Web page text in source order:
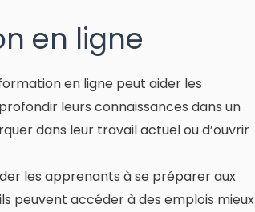
en ligne
en ligne peut aider les
leurs connaissances dans un
dans leur travail actuel ou d’ouvrir
les apprenants à se préparer aux
peuvent accéder à des emplois mieux